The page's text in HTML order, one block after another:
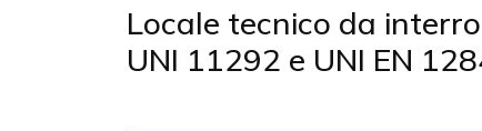
Locale tecnico da
UNI 11292 e UNI EN